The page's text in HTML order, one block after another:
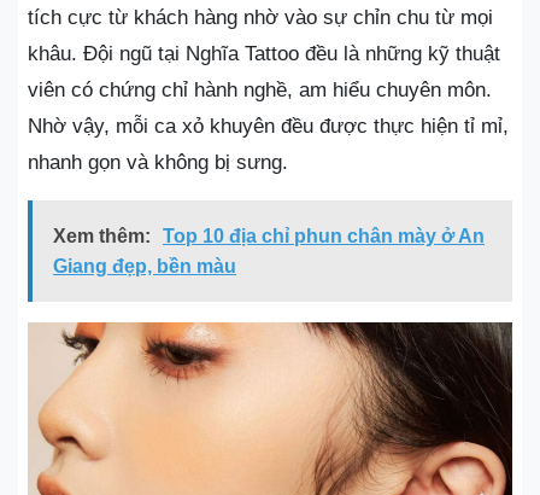
tích cực từ khách hàng nhờ vào sự chỉn chu từ mọi
khâu. Đội ngũ tại Nghĩa Tattoo đều là những kỹ thuật
viên có chứng chỉ hành nghề, am hiểu chuyên môn.
Nhờ vậy, mỗi ca xỏ khuyên đều được thực hiện tỉ mỉ,
nhanh gọn và không bị sưng.
Xem thêm:
Top 10 địa chỉ phun chân mày ở An
Giang đẹp, bền màu